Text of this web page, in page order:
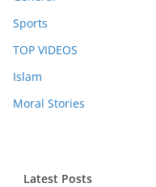
Sports
TOP VIDEOS
Islam
Moral Stories
Latest Posts